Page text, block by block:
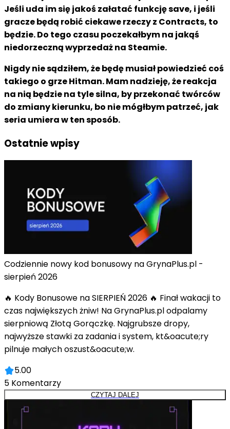
Jeśli uda im się jakoś załatać funkcję save, i jeśli
gracze będą robić ciekawe rzeczy z Contracts, to
będzie. Do tego czasu poczekałbym na jakąś
niedorzeczną wyprzedaż na Steamie.
Nigdy nie sądziłem, że będę musiał powiedzieć coś
takiego o grze Hitman. Mam nadzieję, że reakcja
na nią będzie na tyle silna, by przekonać twórców
do zmiany kierunku, bo nie mógłbym patrzeć, jak
seria umiera w ten sposób.
Ostatnie wpisy
Codziennie nowy kod bonusowy na GrynaPlus.pl -
sierpień 2026
🔥 Kody Bonusowe na SIERPIEŃ 2026 🔥 Finał wakacji to
czas największych żniw! Na GrynaPlus.pl odpalamy
sierpniową Złotą Gorączkę. Najgrubsze dropy,
najwyższe stawki za zadania i system, kt&oacute;ry
pilnuje małych oszust&oacute;w.
5.00
5 Komentarzy
CZYTAJ DALEJ